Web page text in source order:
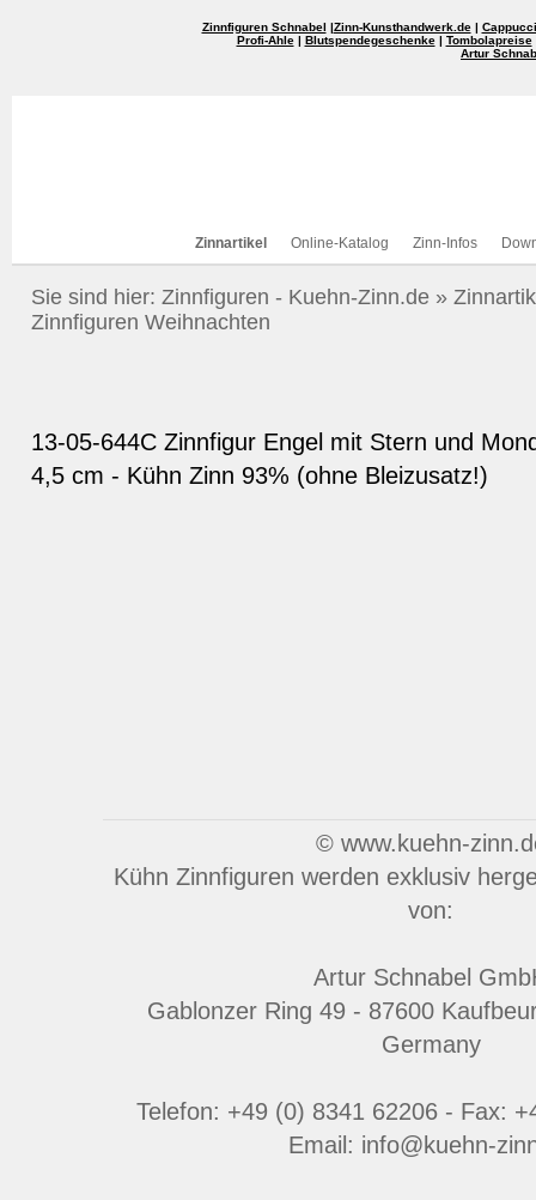
Zinnfiguren Schnabel |Zinn-Kunsthandwerk.de|
Profi-Ahle| Blutspendegeschenke| Tombolapreise
Artur
Zinnartikel Online-Katalog Zinn-Infos
Sie sind hier: Zinnfiguren - Kuehn-Zinn.de »
Zinnfiguren Weihnachten
13-05-644C Zinnfigur Engel mit Stern und
4,5 cm - Kühn Zinn 93% (ohne Bleizusatz!)
© www.kuehn-
Kühn Zinnfiguren werden exklusiv
von:
Artur Schnabel
Gablonzer Ring 49 - 87600
Germany
Telefon: +49 (0) 8341 62206 - Fax:
Email: info@kuehn-